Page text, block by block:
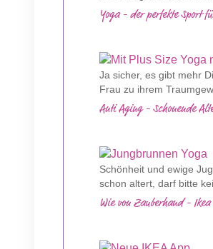
Yoga - der perfekte Sport
Ja sicher, es gibt mehr
Frau zu ihrem
Anti Aging - Schonende
Schönheit und ewige
schon altert, darf bitte
Wie von Zauberhand -